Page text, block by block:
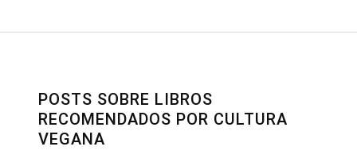
POSTS SOBRE LIBROS
RECOMENDADOS POR CULTURA
VEGANA